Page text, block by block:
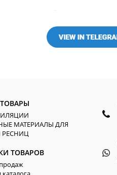
МАТЕРИАЛЫ ДЛЯ
РЕСНИЦ
ТОВАРОВ